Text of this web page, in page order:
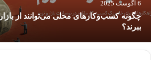
6 آگوست 2025
چگونه کسب‌وکارهای محلی می‌توانند از
ببرند؟